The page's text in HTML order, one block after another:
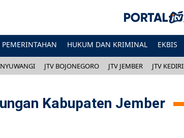
HUKUM DAN KRIMINAL EKBIS
JTV BOJONEGORO JTV JEMBER JTV KEDIRI
Kabupaten Jember